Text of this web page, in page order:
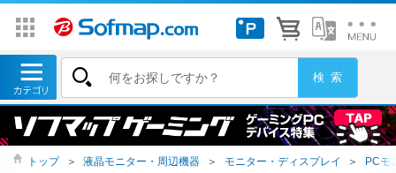
トップ ＞ 液晶モニター・周辺機器 ＞ モニター・ディスプレイ ＞ PCモ